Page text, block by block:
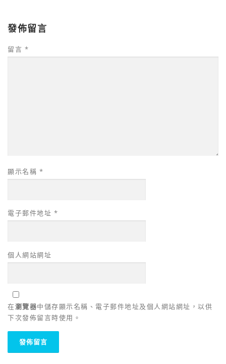
發佈留言
留言 *
顯示名稱 *
電子郵件地址 *
個人網站網址
在瀏覽器中儲存顯示名稱、電子郵件地址及個人網站網址，以供
下次發佈留言時使用。